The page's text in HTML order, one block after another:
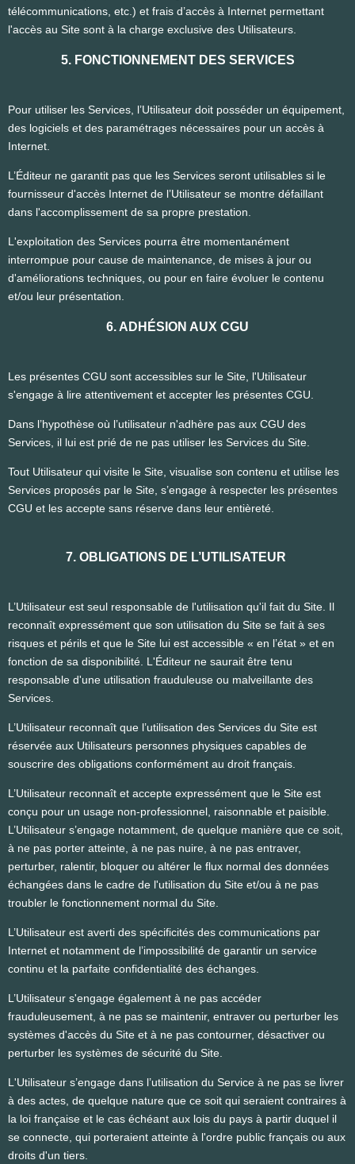
télécommunications, etc.) et frais d’accès à Internet permettant
l'accès au Site sont à la charge exclusive des Utilisateurs.
5. FONCTIONNEMENT DES SERVICES
Pour utiliser les Services, l’Utilisateur doit posséder un équipement,
des logiciels et des paramétrages nécessaires pour un accès à
Internet.
L’Éditeur ne garantit pas que les Services seront utilisables si le
fournisseur d'accès Internet de l’Utilisateur se montre défaillant
dans l'accomplissement de sa propre prestation.
L'exploitation des Services pourra être momentanément
interrompue pour cause de maintenance, de mises à jour ou
d'améliorations techniques, ou pour en faire évoluer le contenu
et/ou leur présentation.
6. ADHÉSION AUX CGU
Les présentes CGU sont accessibles sur le Site, l'Utilisateur
s'engage à lire attentivement et accepter les présentes CGU.
Dans l’hypothèse où l’utilisateur n'adhère pas aux CGU des
Services, il lui est prié de ne pas utiliser les Services du Site.
Tout Utilisateur qui visite le Site, visualise son contenu et utilise les
Services proposés par le Site, s’engage à respecter les présentes
CGU et les accepte sans réserve dans leur entièreté.
7. OBLIGATIONS DE L’UTILISATEUR
L’Utilisateur est seul responsable de l'utilisation qu'il fait du Site. Il
reconnaît expressément que son utilisation du Site se fait à ses
risques et périls et que le Site lui est accessible « en l’état » et en
fonction de sa disponibilité. L'Éditeur ne saurait être tenu
responsable d'une utilisation frauduleuse ou malveillante des
Services.
L’Utilisateur reconnaît que l’utilisation des Services du Site est
réservée aux Utilisateurs personnes physiques capables de
souscrire des obligations conformément au droit français.
L’Utilisateur reconnaît et accepte expressément que le Site est
conçu pour un usage non-professionnel, raisonnable et paisible.
L’Utilisateur s’engage notamment, de quelque manière que ce soit,
à ne pas porter atteinte, à ne pas nuire, à ne pas entraver,
perturber, ralentir, bloquer ou altérer le flux normal des données
échangées dans le cadre de l'utilisation du Site et/ou à ne pas
troubler le fonctionnement normal du Site.
L’Utilisateur est averti des spécificités des communications par
Internet et notamment de l’impossibilité de garantir un service
continu et la parfaite confidentialité des échanges.
L’Utilisateur s'engage également à ne pas accéder
frauduleusement, à ne pas se maintenir, entraver ou perturber les
systèmes d'accès du Site et à ne pas contourner, désactiver ou
perturber les systèmes de sécurité du Site.
L'Utilisateur s’engage dans l’utilisation du Service à ne pas se livrer
à des actes, de quelque nature que ce soit qui seraient contraires à
la loi française et le cas échéant aux lois du pays à partir duquel il
se connecte, qui porteraient atteinte à l'ordre public français ou aux
droits d'un tiers.